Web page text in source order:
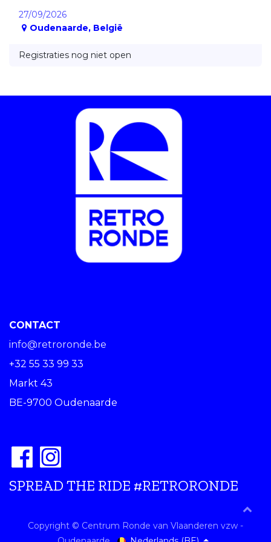
27/09/2026
Oudenaarde, België
Registraties nog niet open
CONTACT
info@retroronde.be
+32 55 33 99 33
Markt 43
BE-9700 Oudenaarde
SPREAD THE RIDE #RETRORONDE
Copyright © Centrum Ronde van Vlaanderen vzw -